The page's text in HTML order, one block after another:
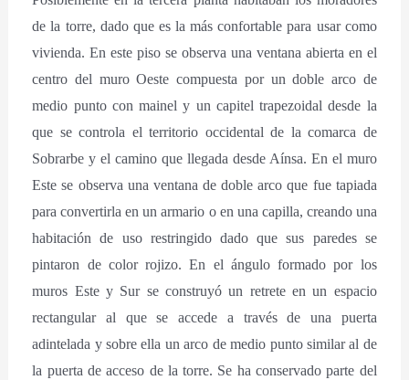
de la torre, dado que es la más confortable para usar como
vivienda. En este piso se observa una ventana abierta en el
centro del muro Oeste compuesta por un doble arco de
medio punto con mainel y un capitel trapezoidal desde la
que se controla el territorio occidental de la comarca de
Sobrarbe y el camino que llegada desde Aínsa. En el muro
Este se observa una ventana de doble arco que fue tapiada
para convertirla en un armario o en una capilla, creando una
habitación de uso restringido dado que sus paredes se
pintaron de color rojizo. En el ángulo formado por los
muros Este y Sur se construyó un retrete en un espacio
rectangular al que se accede a través de una puerta
adintelada y sobre ella un arco de medio punto similar al de
la puerta de acceso de la torre. Se ha conservado parte del